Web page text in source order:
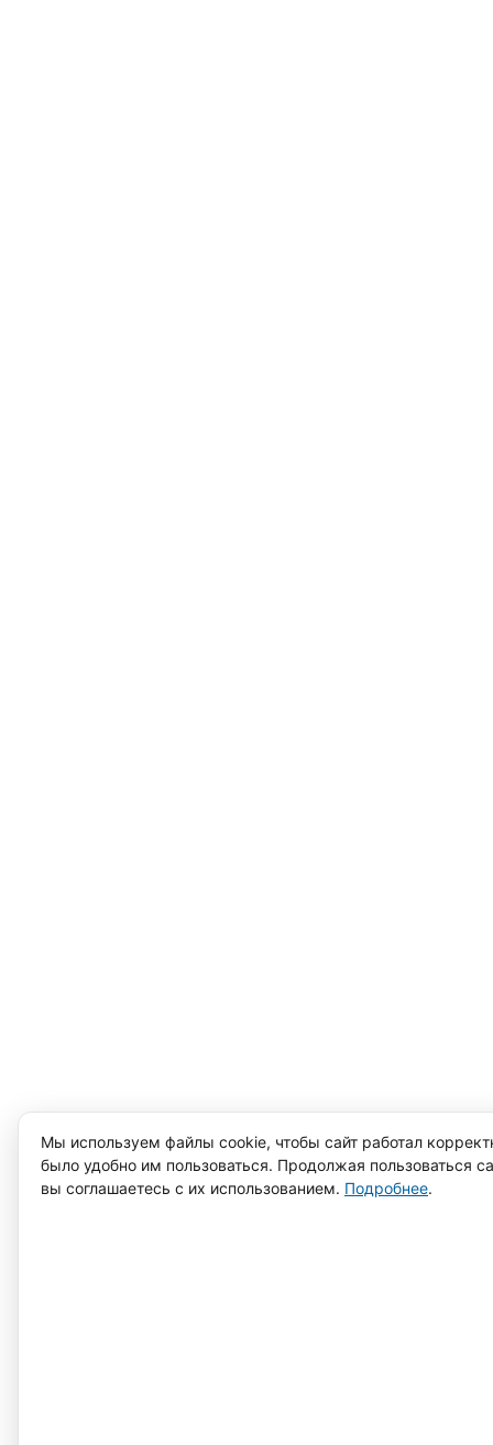
Мы используем файлы cookie, чтобы сайт работал
было удобно им пользоваться. Продолжая пользоваться
вы соглашаетесь с их использованием. Подробнее.